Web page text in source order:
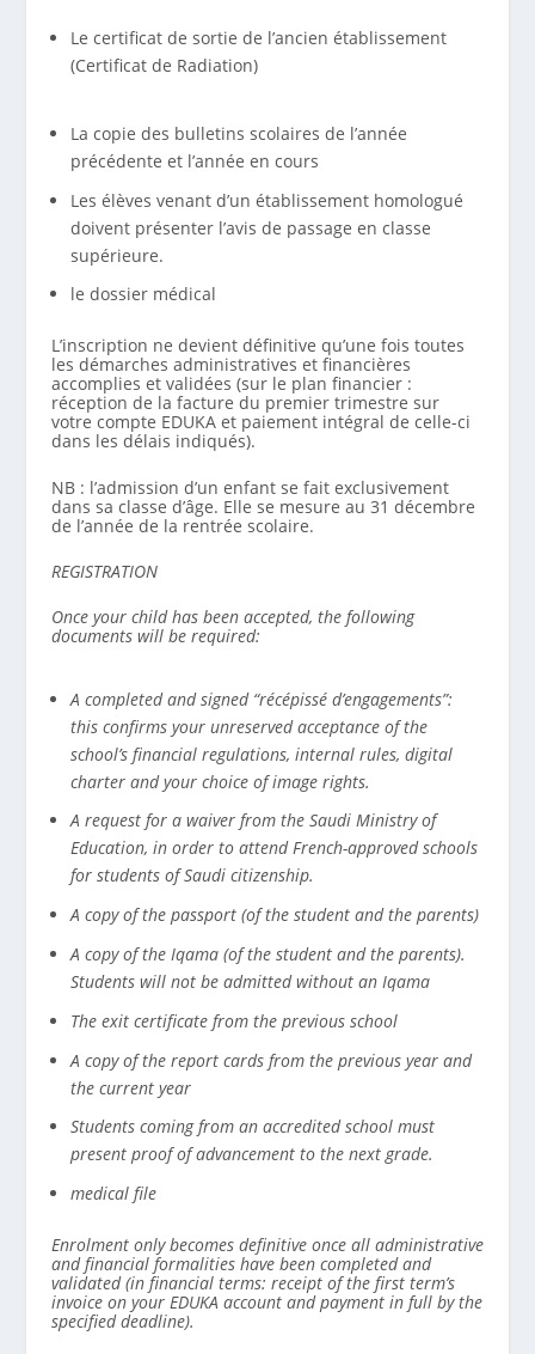
Le certificat de sortie de l’ancien établissement
(Certificat de Radiation)
La copie des bulletins scolaires de l’année
précédente et l’année en cours
Les élèves venant d’un établissement homologué
doivent présenter l’avis de passage en classe
supérieure.
le dossier médical
L’inscription ne devient définitive qu’une fois toutes
les démarches administratives et financières
accomplies et validées (sur le plan financier :
réception de la facture du premier trimestre sur
votre compte EDUKA et paiement intégral de celle-ci
dans les délais indiqués).
NB : l’admission d’un enfant se fait exclusivement
dans sa classe d’âge. Elle se mesure au 31 décembre
de l’année de la rentrée scolaire.
REGISTRATION
Once your child has been accepted, the following
documents will be required:
A completed and signed “récépissé d’engagements”:
this confirms your unreserved acceptance of the
school’s financial regulations, internal rules, digital
charter and your choice of image rights.
A request for a waiver from the Saudi Ministry of
Education, in order to attend French-approved schools
for students of Saudi citizenship.
A copy of the passport (of the student and the parents)
A copy of the Iqama (of the student and the parents).
Students will not be admitted without an Iqama
The exit certificate from the previous school
A copy of the report cards from the previous year and
the current year
Students coming from an accredited school must
present proof of advancement to the next grade.
medical file
Enrolment only becomes definitive once all administrative
and financial formalities have been completed and
validated (in financial terms: receipt of the first term’s
invoice on your EDUKA account and payment in full by the
specified deadline).